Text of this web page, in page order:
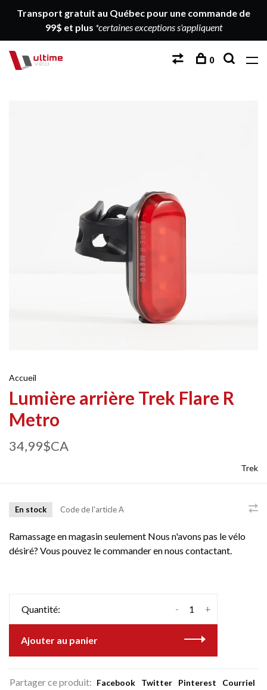
Transport gratuit au Québec pour une commande de
99$ et plus *certaines exceptions s'appliquent
0
Accueil
Lumière arrière Trek Flare R
Metro
34,99$CA
Trek
En stock Code de l'articleA
Ramassage en magasin seulement Nous n'avons pas le vélo
désiré? Vous pouvez le commander en nous contactant.
Quantité: +
-
Ajouter au panier
Partager ce produit: Facebook Twitter Pinterest Courriel